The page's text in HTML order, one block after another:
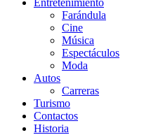
Entretenimiento
Farándula
Cine
Música
Espectáculos
Moda
Autos
Carreras
Turismo
Contactos
Historia